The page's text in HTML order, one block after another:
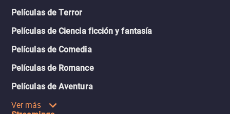
Películas de Terror
Películas de Ciencia ficción y fantasía
Películas de Comedia
Películas de Romance
Películas de Aventura
Ver más